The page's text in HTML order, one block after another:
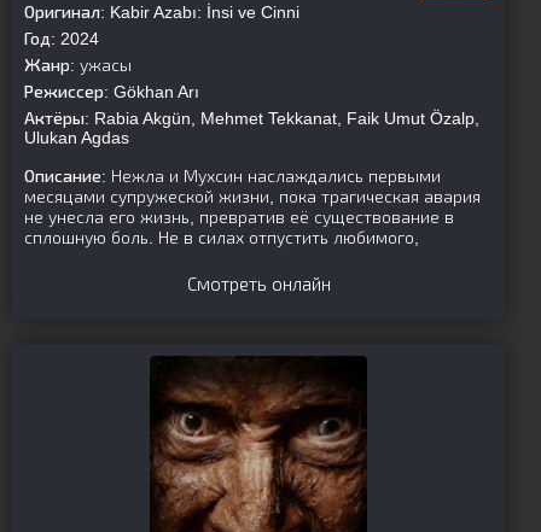
Оригинал: Kabir Azabı: İnsi ve Cinni
Год: 2024
Жанр: ужасы
Режиссер: Gökhan Arı
Актёры: Rabia Akgün, Mehmet Tekkanat, Faik Umut Özalp,
Ulukan Agdas
Описание: Нежла и Мухсин наслаждались первыми
месяцами супружеской жизни, пока трагическая авария
не унесла его жизнь, превратив её существование в
сплошную боль. Не в силах отпустить любимого,
Смотреть онлайн